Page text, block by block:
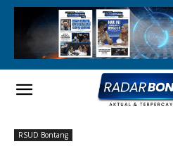
RSUD Bontang